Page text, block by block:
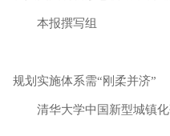
本报撰写组
规划实施体系需“刚柔并济”
清华大学中国新型城镇